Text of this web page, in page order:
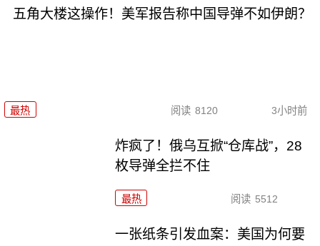
五角大楼这操作！美军报告称中国导弹不如伊朗？
最热 阅读 8120 3小时前
炸疯了！俄乌互掀“仓库战”，28
枚导弹全拦不住
最热 阅读 5512
一张纸条引发血案：美国为何要